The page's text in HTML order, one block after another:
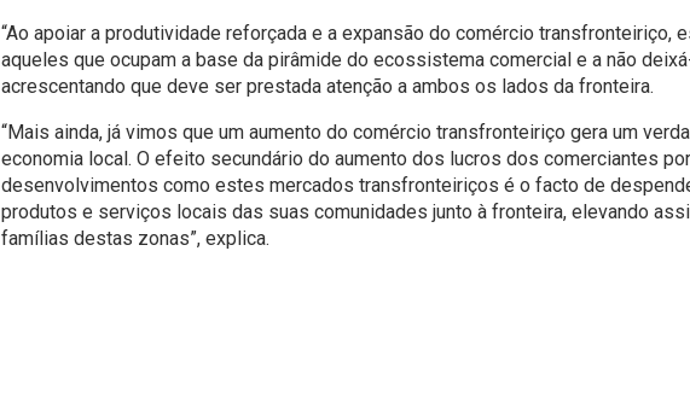
“Ao apoiar a produtividade reforçada e a expansão do comércio transfronteiriço,
aqueles que ocupam a base da pirâmide do ecossistema comercial e a não
acrescentando que deve ser prestada atenção a ambos os lados da fronteira.
“Mais ainda, já vimos que um aumento do comércio transfronteiriço gera um
economia local. O efeito secundário do aumento dos lucros dos comerciantes
desenvolvimentos como estes mercados transfronteiriços é o facto de
produtos e serviços locais das suas comunidades junto à fronteira, elevando
famílias destas zonas”, explica.